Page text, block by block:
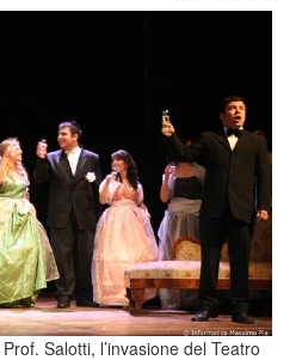
Salotti, l’invasione del Teatro